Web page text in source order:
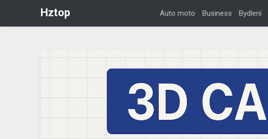
Hztop Auto moto Business Bydlení